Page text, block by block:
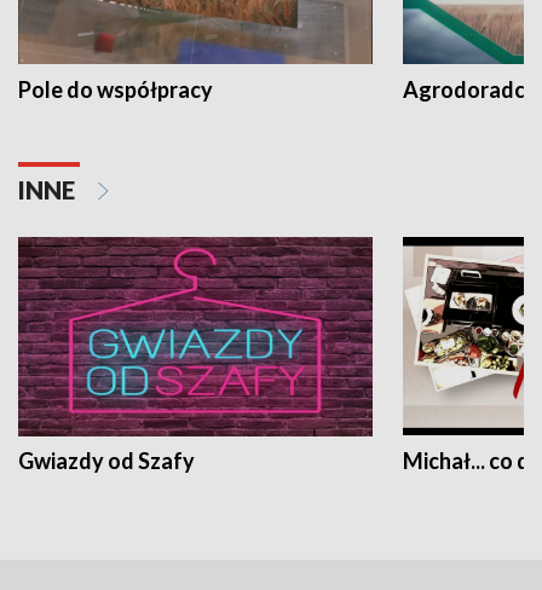
Pole do współpracy Agrodoradcy
INNE
Gwiazdy od Szafy Michał... co